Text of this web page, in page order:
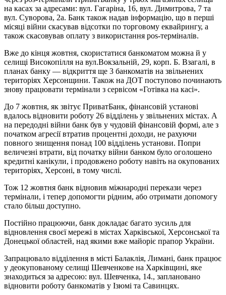
на касах за адресами: вул. Гагаріна, 16, вул. Димитрова, 7 та
вул. Суворова, 2а. Банк також надав інформацію, що в перші
місяці війни скасував відсотки по торговому еквайрингу, а
також скасовував оплату з використання pos-терміналів.
Вже до кінця жовтня, скористатися банкоматом можна й у
селищі Високопілля на вул.Вокзальній, 29, корп. Б. Взагалі, в
планах банку — відкриття ще 3 банкоматів на звільнених
територіях Херсонщини. Також на ДОТ поступово починають
знову працювати термінали з сервісом «Готівка на касі».
До 7 жовтня, як звітує ПриватБанк, фінансовій установі
вдалось відновити роботу 26 відділень у звільнених містах. А
на передодні війни банк був у чудовій фінансовій формі, але з
початком агресії втратив процентні доходи, не рахуючи
повного знищення понад 100 відділень установи. Попри
величезні втрати, від початку війни банком було оголошено
кредитні канікули, і продовжено роботу навіть на окупованих
територіях, Херсоні, в тому числі.
Тож 12 жовтня банк відновив міжнародні перекази через
термінали, і тепер допомогти рідним, або отримати допомогу
стало більш доступно.
Постійно працюючи, банк докладає багато зусиль для
відновлення своєї мережі в містах Харківської, Херсонської та
Донецької областей, над якими вже майоріє прапор України.
Запрацювало відділення в місті Балаклія, Лимані, банк працює
у деокупованому селищі Шевченкове на Харківщині, яке
знаходиться за адресою: вул. Шевченка, 14., заплановано
відновити роботу банкоматів у Ізюмі та Савинцях.